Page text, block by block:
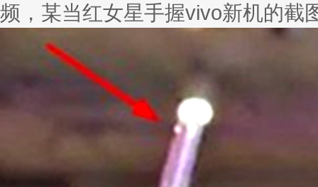
频，某当红女星手握vivo新机的截